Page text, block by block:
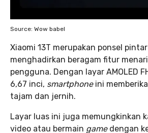
Source: Wow babel
Xiaomi 13T merupakan ponsel
menghadirkan beragam fitur
pengguna. Dengan layar AMOLED
6,67 inci, smartphoneini
tajam dan jernih.
Layar luas ini juga memungkinkan
video atau bermain gamedengan